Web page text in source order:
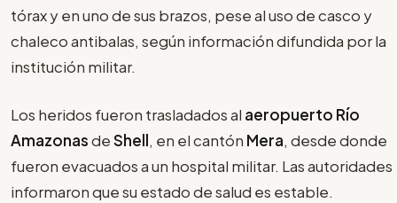
tórax y en uno de sus brazos, pese al uso de casco y
chaleco antibalas, según información difundida por la
institución militar.
Los heridos fueron trasladados al aeropuerto Río
AmazonasdeShell, en el cantón Mera, desde donde
fueron evacuados a un hospital militar. Las autoridades
informaron que su estado de salud es estable.